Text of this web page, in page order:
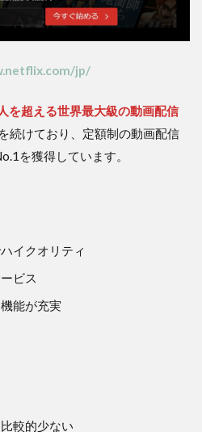
jp/
を超える世界最大級の動画配信
続けており、定額制の動画配信
を獲得しています。
イクオリティ
ビス
能が充実
較的少ない